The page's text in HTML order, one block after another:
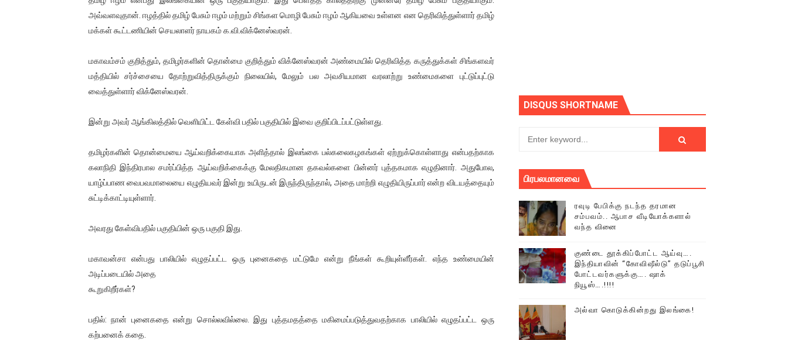
01/11/2021 Scotland ல் நடைபெறும் கண்டனப் போராட்டத்திற்கு கலந்துகொள்ளுமாறு அன்புரிமையோடு அழைக்கின்றோம்.
பிரிட்டனால் கடத்தப்படும் நிலையில் இலங்கைத் தமிழ் குடும்பம்!! நடந்தது என்ன
வர்ராரு...வர்ராரு... அண்ணாத்த : ரஜினிக்காக இலங்கை பாடலாசிரியர் வெளியிட்ட...
கைது செய்யப்பட்ட இளைஞன் உயிரிழப்பு - கொதித்தெழுந்த பிரதேசவாசிகள்!
தடுப்பூசியை பெற்றுக் கொள்ளக் கூடிய இடங்கள்...
சிறுமியை பாலியல் வன்கொடுமை செய்த முதியவருக்கு வழங்கப்பட்ட தண்டனை
பிரபல நடிகை தூக்கிட்டு தற்கொலை!
வடிவேலுவுக்கு நீதிமன்றம் விதித்துள்ள அதிரடி உத்தரவு!
தியாகதீபம் லெப்.கேணல் திலீபன், கேணல் சங்கர் ஆகியோரின் நினைவெழுச்சி நாள் - 26.09.2021 சுவிஸ் (செய்தியும்,படங்களும்..)
ஐ.நா முன்றலில் சீரற்ற காலநிலையிலும் தமிழின அழிப்பிற்கு நீதி கேட்டு நடைபெற்ற கவனயீர்ப்புப் போராட்டத்தில் திரண்ட தமிழ்மக்கள்!!
அவ்வளவுதான். ஈழத்தில் தமிழ் பேசும் ஈழம் மற்றும் சிங்கள மொழி பேசும் ஈழம் ஆகியவை உள்ளன என தெரிவித்துள்ளார் தமிழ்
மக்கள் கூட்டணியின் செயலாளர் நாயகம் க.வி.விக்னேஸ்வரன்.
மகாவம்சம் குறித்தும், தமிழர்களின் தொன்மை குறித்தும் விக்னேஸ்வரன் அண்மையில் தெரிவித்த கருத்துக்கள் சிங்களவர்
மத்தியில் சர்ச்சையை தோற்றுவித்திருக்கும் நிலையில், மேலும் பல அவசியமான வரலாற்று உண்மைகளை புட்டுப்புட்டு
வைத்துள்ளார் விக்னேஸ்வரன்.
இன்று அவர் ஆங்கிலத்தில் வெளியிட்ட கேள்வி பதில் பகுதியில் இவை குறிப்பிடப்பட்டுள்ளது.
தமிழர்களின் தொன்மையை ஆய்வறிக்கையாக அளித்தால் இலங்கை பல்கலைகழகங்கள் ஏற்றுக்கொள்ளாது என்பதற்காக
கலாநிதி இந்திரபால சமர்ப்பித்த ஆய்வறிக்கைக்கு மேலதிகமான தகவல்களை பின்னர் புத்தகமாக எழுதினார். அதுபோல,
யாழ்ப்பாண வைபவமாலையை எழுதியவர் இன்று உயிருடன் இருந்திருந்தால், அதை மாற்றி எழுதியிருப்பார் என்ற விடயத்தையும்
சுட்டிக்காட்டியுள்ளார்.
அவரது கேள்விபதில் பகுதியின் ஒரு பகுதி இது.
மகாவன்சா என்பது பாலியில் எழுதப்பட்ட ஒரு புனைகதை மட்டுமே என்று நீங்கள் கூறியுள்ளீர்கள். எந்த உண்மையின்
அடிப்படையில் அதை
கூறுகிறீர்கள்?
பதில்: நான் புனைகதை என்று சொல்லவில்லை. இது புத்தமதத்தை மகிமைப்படுத்துவதற்காக பாலியில் எழுதப்பட்ட ஒரு
கற்பனைக் கதை.
DISQUS SHORTNAME
பிரபலமானவை
ரவுடி பேபிக்கு நடந்த தரமான
சம்பவம்.. ஆபாச வீடியோக்களால்
வந்த வினை
குண்டை தூக்கிப்போட்ட ஆய்வு….
இந்தியாவின் “கோவிஷீல்டு” தடுப்பூசி
போட்டவர்களுக்கு…. ஷாக்
நியூஸ்….!!!!
அல்வா கொடுக்கின்றது இலங்கை!